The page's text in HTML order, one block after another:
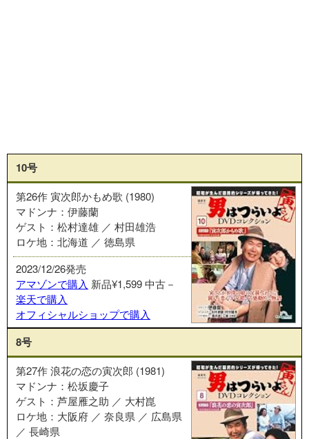
10号
第26作 寅次郎かもめ歌 (1980)
マドンナ：伊藤蘭
ゲスト：松村達雄 ／ 村田雄浩
ロケ地：北海道 ／ 徳島県
2023/12/26発売
アマゾンで購入 新品¥1,599中古－
楽天で購入
オフィシャルショップで購入
8号
第27作 浪花の恋の寅次郎 (1981)
マドンナ：松坂慶子
ゲスト：芦屋雁之助 ／ 大村崑
ロケ地：大阪府 ／ 奈良県 ／ 広島県
／ 長崎県